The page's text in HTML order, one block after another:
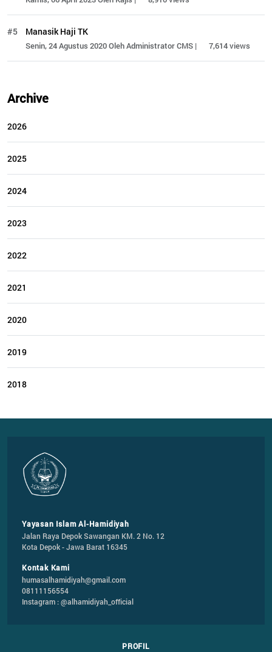
#5 Manasik Haji TK
Senin, 24 Agustus 2020 Oleh Administrator CMS | 7,614 views
Archive
2026
2025
2024
2023
2022
2021
2020
2019
2018
Yayasan Islam Al-Hamidiyah
Jalan Raya Depok Sawangan KM. 2 No. 12
Kota Depok - Jawa Barat 16345
Kontak Kami
humasalhamidiyah@gmail.com
08111156554
Instagram : @alhamidiyah_official
PROFIL